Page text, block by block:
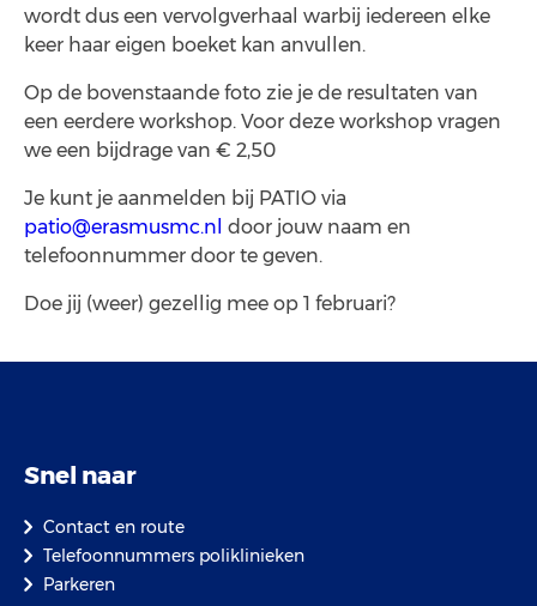
wordt dus een vervolgverhaal warbij iedereen elke
keer haar eigen boeket kan anvullen.
Op de bovenstaande foto zie je de resultaten van
een eerdere workshop. Voor deze workshop vragen
we een bijdrage van € 2,50
Je kunt je aanmelden bij PATIO via
patio@erasmusmc.nl door jouw naam en
telefoonnummer door te geven.
Doe jij (weer) gezellig mee op 1 februari?
Snel naar
Contact en route
Telefoonnummers poliklinieken
Parkeren